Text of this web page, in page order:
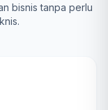
bisnis tanpa perlu